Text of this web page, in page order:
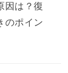
因は？復
のポイン